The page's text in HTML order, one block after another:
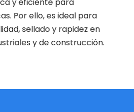
Por ello, es ideal para
sellado y rapidez en
y de construcción.